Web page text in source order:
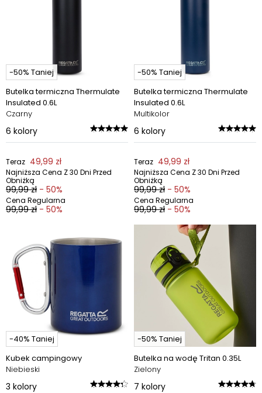
-50% Taniej
Butelka termiczna Thermulate
Insulated 0.6L
Czarny
6 kolory
Teraz 49,99 zł
Najniższa Cena Z 30 Dni Przed
Obniżką
99,99 zł - 50%
Cena Regularna
99,99 zł - 50%
-50% Taniej
Butelka termiczna Thermulate
Insulated 0.6L
Multikolor
6 kolory
Teraz 49,99 zł
Najniższa Cena Z 30 Dni Przed
Obniżką
99,99 zł - 50%
Cena Regularna
99,99 zł - 50%
-40% Taniej
Kubek campingowy
Niebieski
3 kolory
-50% Taniej
Butelka na wodę Tritan 0.35L
Zielony
7 kolory